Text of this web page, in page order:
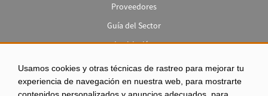
Usamos cookies y otras técnicas de rastreo para mejorar tu
experiencia de navegación en nuestra web, para mostrarte
Proveedores
Guía del Sector
Legislación
Empleo